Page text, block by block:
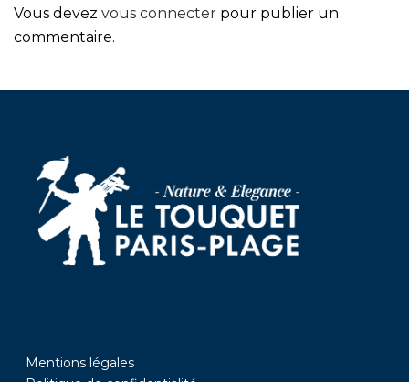
Vous devez vous connecter pour publier un
commentaire.
Mentions légales